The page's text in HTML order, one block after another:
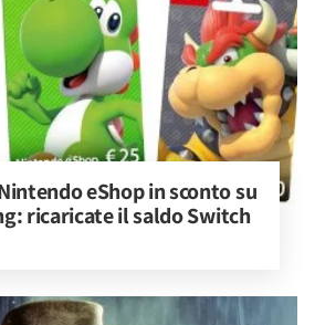
eShop in sconto su
ricaricate il saldo Switch